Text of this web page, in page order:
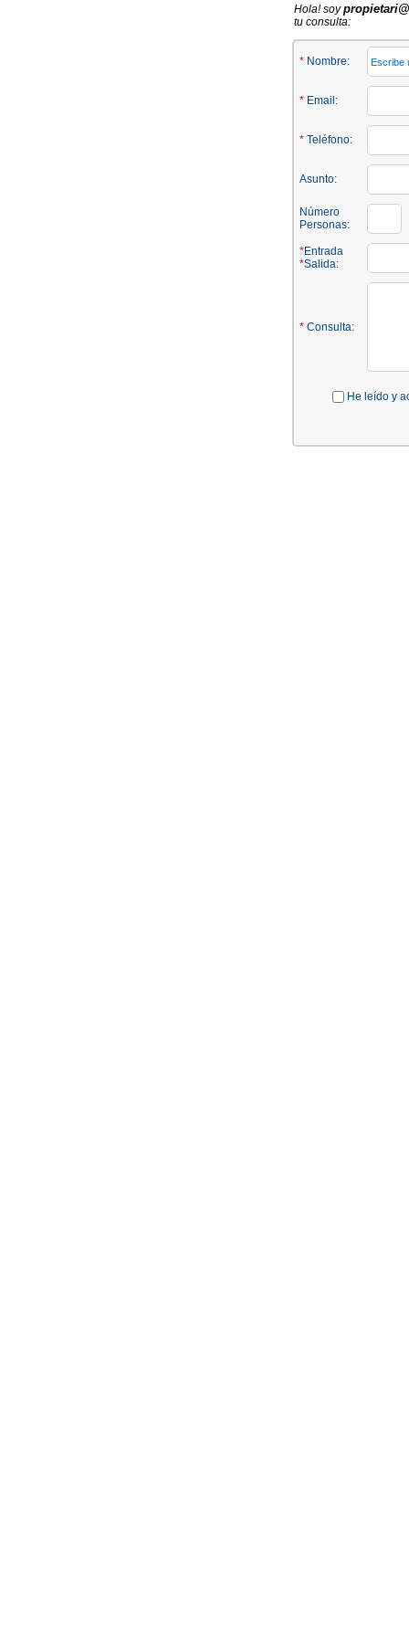
Hola! soypropietari@
tu consulta:
* Nombre:
* Email:
* Teléfono:
Asunto:
Número
Personas:
*Entrada
*Salida:
* Consulta:
He leído y